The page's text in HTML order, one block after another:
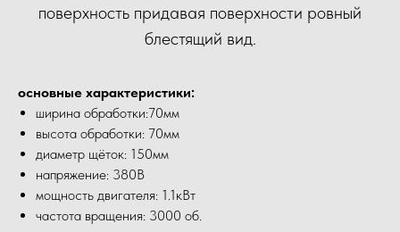
поверхность придавая поверхности ровный
блестящий вид.
основные характеристики:
ширина обработки:70мм
высота обработки: 70мм
диаметр щёток: 150мм
напряжение: 380В
мощность двигателя: 1.1кВт
частота вращения: 3000 об.